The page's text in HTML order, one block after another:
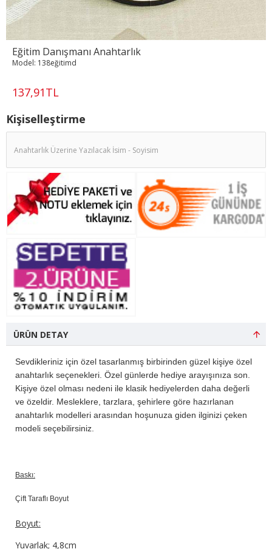
Eğitim Danışmanı Anahtarlık
137,91TL
Model: 138eğitimd
Kişiselleştirme
ÜRÜN DETAY
Sevdikleriniz için özel tasarlanmış birbirinden güzel kişiye özel
anahtarlık seçenekleri. Özel günlerde hediye arayışınıza son.
Kişiye özel olması nedeni ile klasik hediyelerden daha değerli
ve özeldir. Mesleklere, tarzlara, şehirlere göre hazırlanan
anahtarlık modelleri arasından hoşunuza giden ilginizi çeken
modeli seçebilirsiniz.
Baskı:
Çift Taraflı Boyut
Boyut:
Yuvarlak; 4,8cm